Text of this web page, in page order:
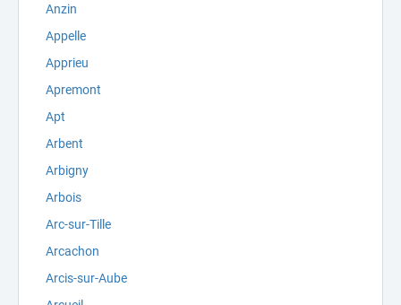
Anzin
Appelle
Apprieu
Apremont
Apt
Arbent
Arbigny
Arbois
Arc-sur-Tille
Arcachon
Arcis-sur-Aube